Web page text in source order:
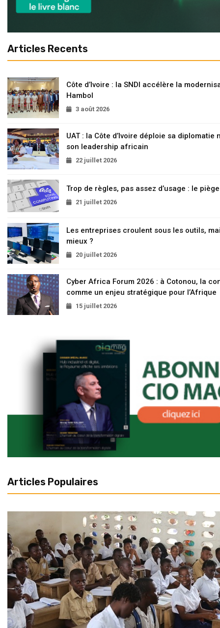
Articles Recents
Côte d’Ivoire : la SNDI accélère la
Hambol
3 août 2026
UAT : la Côte d’Ivoire déploie sa
son leadership africain
22 juillet 2026
Trop de règles, pas assez d’usage : le
21 juillet 2026
Les entreprises croulent sous les outils,
mieux ?
20 juillet 2026
Cyber Africa Forum 2026 : à Cotonou, la
comme un enjeu stratégique pour l’Afrique
15 juillet 2026
Articles Populaires